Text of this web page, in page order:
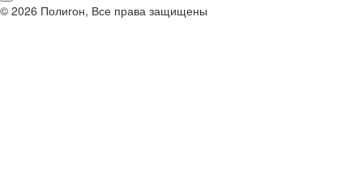
© 2026 Полигон, Все права защищены